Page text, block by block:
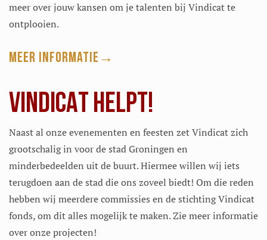
meer over jouw kansen om je talenten bij Vindicat te
ontplooien.
Meer informatie
VINDICAT HELPT!
Naast al onze evenementen en feesten zet Vindicat zich
grootschalig in voor de stad Groningen en
minderbedeelden uit de buurt. Hiermee willen wij iets
terugdoen aan de stad die ons zoveel biedt! Om die reden
hebben wij meerdere commissies en de stichting Vindicat
fonds, om dit alles mogelijk te maken. Zie meer informatie
over onze projecten!